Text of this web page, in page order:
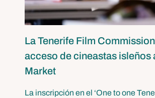
La Tenerife Film
acceso de cineastas isleños
Market
La inscripción en el ‘One to one